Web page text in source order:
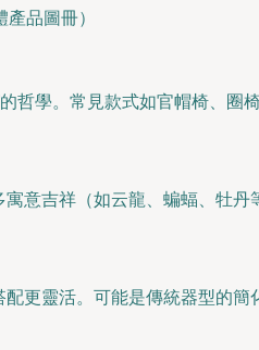
品圖冊）
哲學。常見款式如官帽椅、圈
意吉祥（如云龍、蝙蝠、牡
更靈活。可能是傳統器型的簡